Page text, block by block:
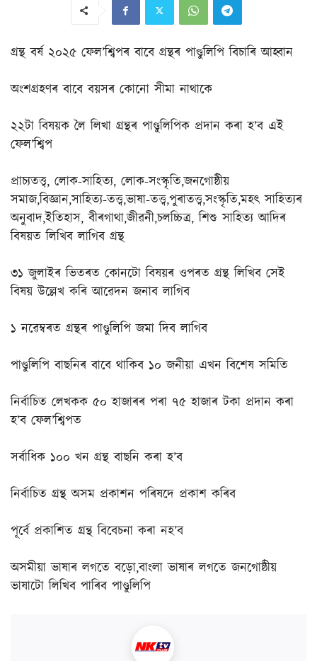
গ্ৰন্থ বৰ্ষ ২০২৫ ফেল’শ্বিপৰ বাবে গ্ৰন্থৰ পাণ্ডুলিপি বিচাৰি আহ্বান
অংশগ্ৰহণৰ বাবে বয়সৰ কোনো সীমা নাথাকে
২২টা বিষয়ক লৈ লিখা গ্ৰন্থৰ পাণ্ডুলিপিক প্ৰদান কৰা হ’ব এই
ফেল’শ্বিপ
প্ৰাচ্যতত্ত্ব, লোক-সাহিত্য, লোক-সংস্কৃতি,জনগোষ্ঠীয়
সমাজ,বিজ্ঞান,সাহিত্য-তত্ত্ব,ভাষা-তত্ত্ব,পুৰাতত্ত্ব,সংস্কৃতি,মহৎ সাহিত্যৰ
অনুবাদ,ইতিহাস, বীৰগাথা,জীৱনী,চলচ্চিত্ৰ, শিশু সাহিত্য আদিৰ
বিষয়ত লিখিব লাগিব গ্ৰন্থ
৩১ জুলাইৰ ভিতৰত কোনটো বিষয়ৰ ওপৰত গ্ৰন্থ লিখিব সেই
বিষয় উল্লেখ কৰি আৱেদন জনাব লাগিব
১ নৱেম্বৰত গ্ৰন্থৰ পাণ্ডুলিপি জমা দিব লাগিব
পাণ্ডুলিপি বাছনিৰ বাবে থাকিব ১০ জনীয়া এখন বিশেষ সমিতি
নিৰ্বাচিত লেখকক ৫০ হাজাৰৰ পৰা ৭৫ হাজাৰ টকা প্ৰদান কৰা
হ’ব ফেল’শ্বিপত
সৰ্বাধিক ১০০ খন গ্ৰন্থ বাছনি কৰা হ’ব
নিৰ্বাচিত গ্ৰন্থ অসম প্ৰকাশন পৰিষদে প্ৰকাশ কৰিব
পূৰ্বে প্ৰকাশিত গ্ৰন্থ বিবেচনা কৰা নহ’ব
অসমীয়া ভাষাৰ লগতে বড়ো,বাংলা ভাষাৰ লগতে জনগোষ্ঠীয়
ভাষাটো লিখিব পাৰিব পাণ্ডুলিপি